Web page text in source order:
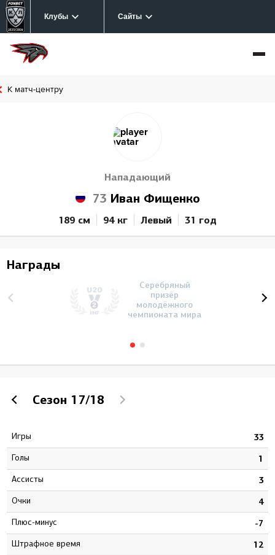
Клубы Сайты
К матч-центру
Нападающий
73 Иван Фищенко
189 см 94 кг Левый 31 год
Награды
Серебряный
призёр
молодёжного
чемпионата мира
Сезон 17/18
Игры 33
Голы 1
Ассисты 3
Очки 4
Плюс-минус -7
штрафное время 12